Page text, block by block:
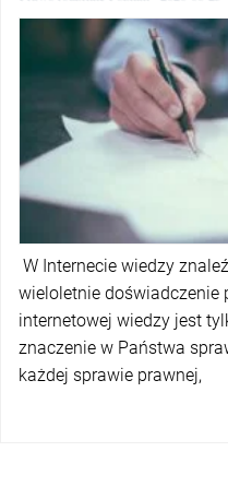
W Internecie wiedzy
wieloletnie doświadczenie
internetowej wiedzy jest
znaczenie w Państwa
każdej sprawie prawnej,